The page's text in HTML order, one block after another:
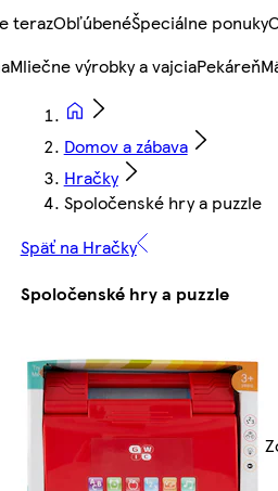
terazObľúbenéŠpeciálne ponuky
Mliečne výrobky a vajciaPekáreň
Domov a zábava
Hračky
Spoločenské hry a puzzle
Späť na Hračky
Spoločenské hry a puzzle